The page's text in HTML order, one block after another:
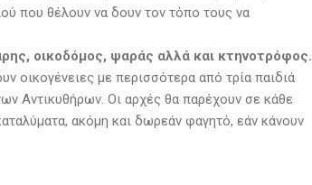
που θέλουν να δουν τον τόπο τους να
οικοδόμος, ψαράς αλλά και κτηνοτρόφος.
οικογένειες με περισσότερα από τρία παιδιά
Αντικυθήρων. Οι αρχές θα παρέχουν σε κάθε
ακόμη και δωρεάν φαγητό, εάν κάνουν